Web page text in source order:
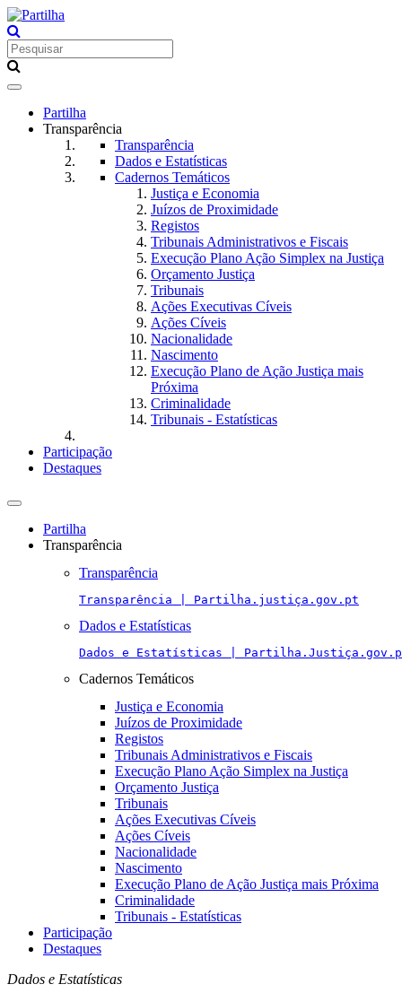
Toggle
navigationPartilha
Transparência
Transparência
Dados e Estatísticas
Cadernos Temáticos
Justiça e Economia
Juízos de Proximidade
Registos
Tribunais Administrativos e Fiscais
Execução Plano Ação Simplex na Justiça
Orçamento Justiça
Tribunais
Ações Executivas Cíveis
Ações Cíveis
Nacionalidade
Nascimento
Execução Plano de Ação Justiça mais
Próxima
Criminalidade
Tribunais - Estatísticas
Participação
Destaques
Toggle
navigationPartilha
Transparência
Transparência
Transparência | Partilha.justiça.gov.pt
Dados e Estatísticas
Dados e Estatísticas |
Cadernos Temáticos
Justiça e Economia
Juízos de Proximidade
Registos
Tribunais Administrativos e Fiscais
Execução Plano Ação Simplex na Justiça
Orçamento Justiça
Tribunais
Ações Executivas Cíveis
Ações Cíveis
Nacionalidade
Nascimento
Execução Plano de Ação Justiça mais Próxima
Criminalidade
Tribunais - Estatísticas
Participação
Destaques
Dados e Estatísticas